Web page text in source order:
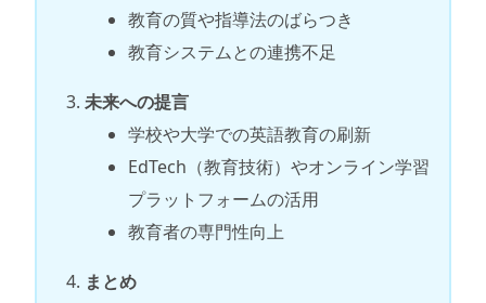
教育の質や指導法のばらつき
教育システムとの連携不足
未来への提言
学校や大学での英語教育の刷新
EdTech（教育技術）やオンライン学習
プラットフォームの活用
教育者の専門性向上
まとめ